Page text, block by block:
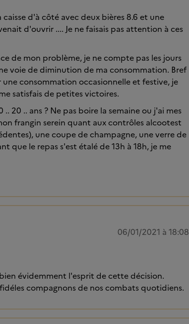
d'à côté avec deux bières 8.6 et une
d'ouvrir .... Je ne faisais pas attention à ces
de mon problème, je ne compte pas les jours
voie de diminution de ma consommation. Bref
consommation occasionnelle et festive, je
satisfais de petites victoires.
20 .. ans ? Ne pas boire la semaine ou j'ai mes
frangin serein quant aux contrôles alcootest
une coupe de champagne, une verre de
que le repas s'est étalé de 13h à 18h, je me
06/01/2021 à 18:08
évidemment l'esprit de cette décision.
compagnons de nos combats quotidiens.